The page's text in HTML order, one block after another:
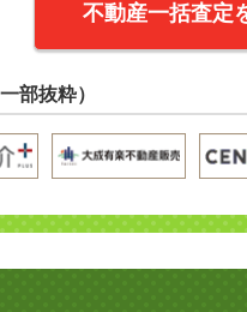
不動産一括査定
部抜粋）